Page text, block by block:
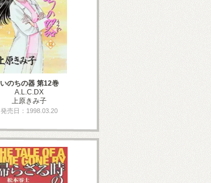
いのちの器 第12巻
A.L.C.DX
上原きみ子
発売日：1998.03.20